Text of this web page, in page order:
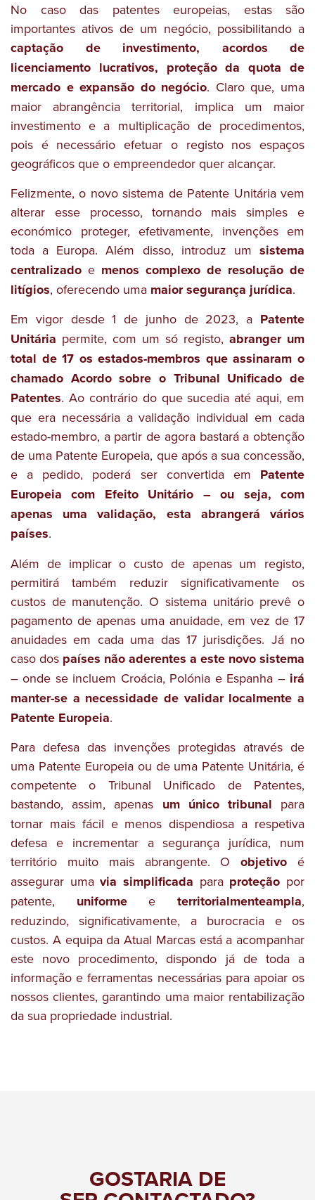
No caso das patentes europeias, estas são
importantes ativos de um negócio, possibilitando a
captação de investimento, acordos de
licenciamento lucrativos, proteção da quota de
mercado e expansão do negócio. Claro que, uma
maior abrangência territorial, implica um maior
investimento e a multiplicação de procedimentos,
pois é necessário efetuar o registo nos espaços
geográficos que o empreendedor quer alcançar.
Felizmente, o novo sistema de Patente Unitária vem
alterar esse processo, tornando mais simples e
económico proteger, efetivamente, invenções em
toda a Europa. Além disso, introduz um sistema
centralizado e menos complexo de resolução de
litígios, oferecendo uma maior segurança jurídica.
Em vigor desde 1 de junho de 2023, a Patente
Unitária permite, com um só registo, abranger um
total de 17 os estados-membros que assinaram o
chamado Acordo sobre o Tribunal Unificado de
Patentes. Ao contrário do que sucedia até aqui, em
que era necessária a validação individual em cada
estado-membro, a partir de agora bastará a obtenção
de uma Patente Europeia, que após a sua concessão,
e a pedido, poderá ser convertida em Patente
Europeia com Efeito Unitário – ou seja, com
apenas uma validação, esta abrangerá vários
países.
Além de implicar o custo de apenas um registo,
permitirá também reduzir significativamente os
custos de manutenção. O sistema unitário prevê o
pagamento de apenas uma anuidade, em vez de 17
anuidades em cada uma das 17 jurisdições. Já no
caso dos países não aderentes a este novo sistema
– onde se incluem Croácia, Polónia e Espanha – irá
manter-se a necessidade de validar localmente a
Patente Europeia.
Para defesa das invenções protegidas através de
uma Patente Europeia ou de uma Patente Unitária, é
competente o Tribunal Unificado de Patentes,
bastando, assim, apenas um único tribunal para
tornar mais fácil e menos dispendiosa a respetiva
defesa e incrementar a segurança jurídica, num
território muito mais abrangente. Oobjetivo é
assegurar umavia simplificada para proteção por
patente, uniformeeterritorialmenteampla,
reduzindo, significativamente, a burocracia e os
custos. A equipa da Atual Marcas está a acompanhar
este novo procedimento, dispondo já de toda a
informação e ferramentas necessárias para apoiar os
nossos clientes, garantindo uma maior rentabilização
da sua propriedade industrial.
GOSTARIA DE